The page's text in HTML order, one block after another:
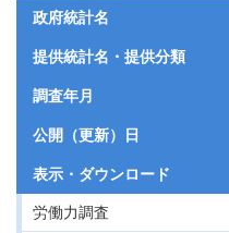
政府統計名
提供統計名・提供分類
調査年月
公開（更新）日
表示・ ダウンロード
労働力調査